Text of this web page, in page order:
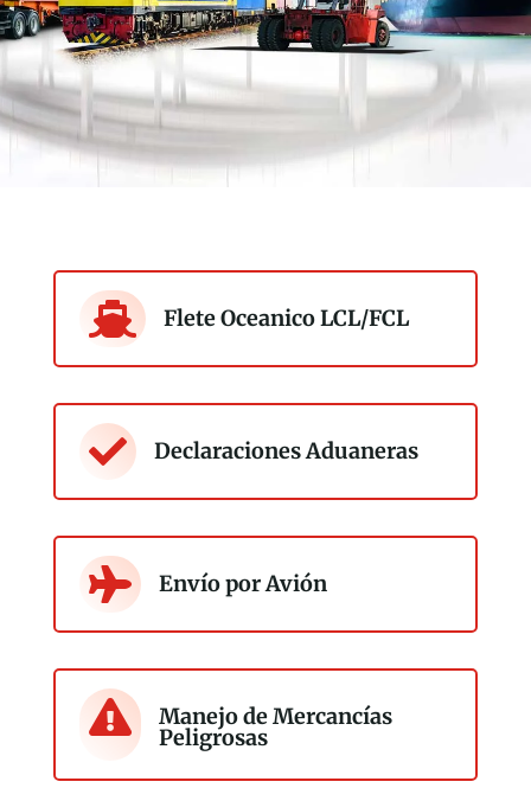
 Flete Oceanico LCL/FCL
 Declaraciones Aduaneras
 Envío por Avión
 Manejo de Mercancías
Peligrosas